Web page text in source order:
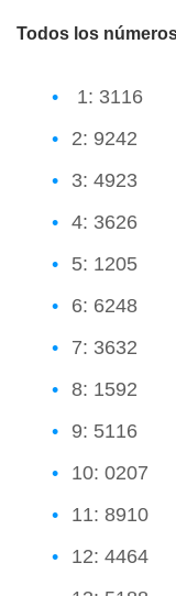
Todos los
1: 3116
2: 9242
3: 4923
4: 3626
5: 1205
6: 6248
7: 3632
8: 1592
9: 5116
10: 0207
11: 8910
12: 4464